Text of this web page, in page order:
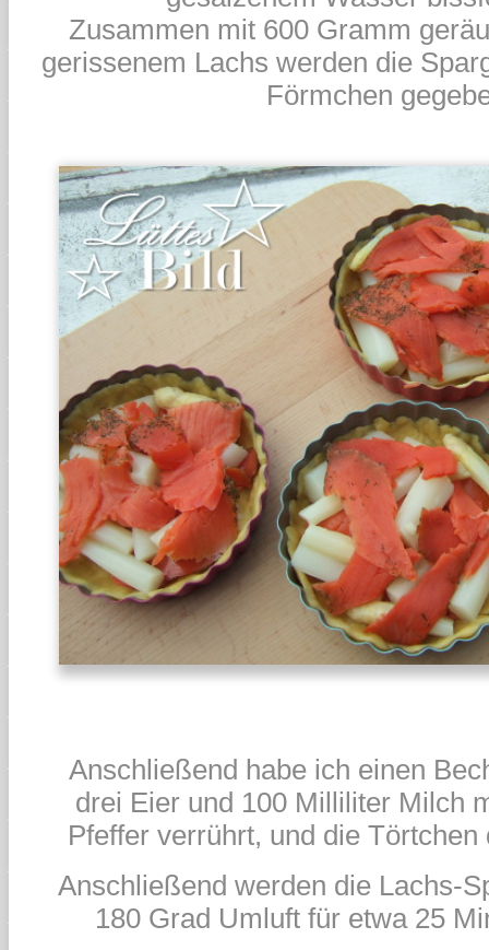
Zusammen mit 600 Gramm
gerissenem Lachs werden die
Förmchen
Anschließend habe ich einen
drei Eier und 100 Milliliter Milch
Pfeffer verrührt, und die
Anschließend werden die Lachs-
180 Grad Umluft für etwa 25